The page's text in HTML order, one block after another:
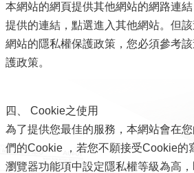
返
回
官
網
Việt
Nam
本網站的網頁提供其他網站的網路連
提供的連結，點選進入其他網站。但
網站的隱私權保護政策，您必須參考
護政策。
四、 Cookie之使用
為了提供您最佳的服務，本網站會在
們的Cookie ，若您不願接受Cookie的
瀏覽器功能項中設定隱私權等級為高